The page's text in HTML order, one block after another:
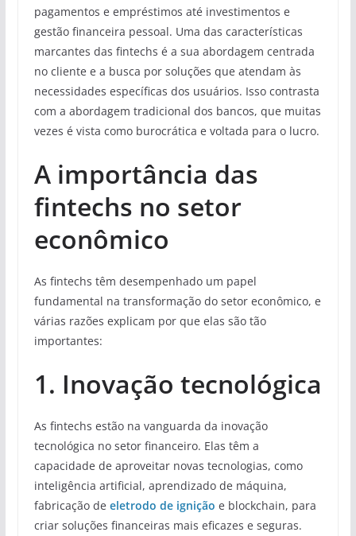
pagamentos e empréstimos até investimentos e
gestão financeira pessoal. Uma das características
marcantes das fintechs é a sua abordagem centrada
no cliente e a busca por soluções que atendam às
necessidades específicas dos usuários. Isso contrasta
com a abordagem tradicional dos bancos, que muitas
vezes é vista como burocrática e voltada para o lucro.
A importância das
fintechs no setor
econômico
As fintechs têm desempenhado um papel
fundamental na transformação do setor econômico, e
várias razões explicam por que elas são tão
importantes:
1. Inovação tecnológica
As fintechs estão na vanguarda da inovação
tecnológica no setor financeiro. Elas têm a
capacidade de aproveitar novas tecnologias, como
inteligência artificial, aprendizado de máquina,
fabricação de eletrodo de ignição e blockchain, para
criar soluções financeiras mais eficazes e seguras.